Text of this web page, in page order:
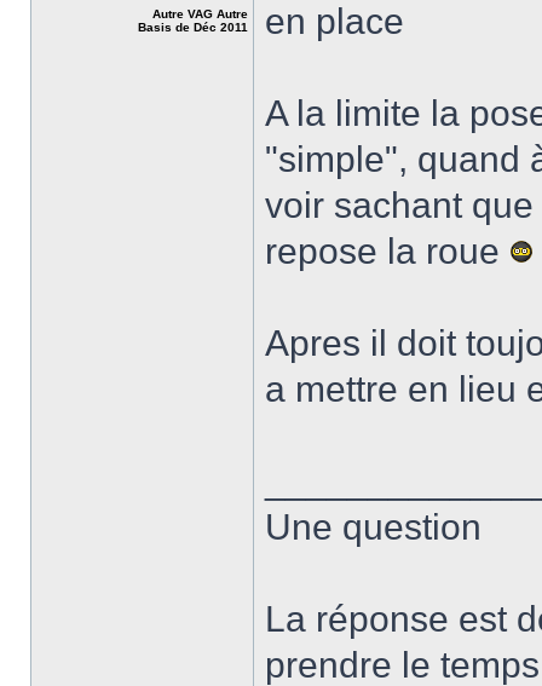
Autre VAG Autre
Basis de Déc 2011
en place
A la limite la
"simple", quand
voir sachant
repose la roue
Apres il doit
a mettre en lieu
Une question
La réponse est
prendre le